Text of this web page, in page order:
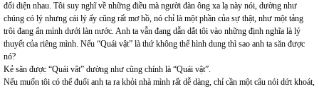
đối diện nhau. Tôi suy nghĩ về những điều mà người đàn ông xa lạ này nói, dường như
chúng có lý nhưng cái lý ấy cũng rất mơ hồ, nó chỉ là một phần của sự thật, như một tảng
trôi đang ẩn mình dưới làn nước. Anh ta vẫn đang dẫn dắt tôi vào những định nghĩa là lý
thuyết của riêng mình. Nếu “Quái vật” là thứ không thể hình dung thì sao anh ta săn được
nó?
Kẻ săn được “Quái vât” dường như cũng chính là “Quái vật”.
Nếu muốn tôi có thể đuổi anh ta ra khỏi nhà mình rất dễ dàng, chỉ cần một câu nói dứt khoát,